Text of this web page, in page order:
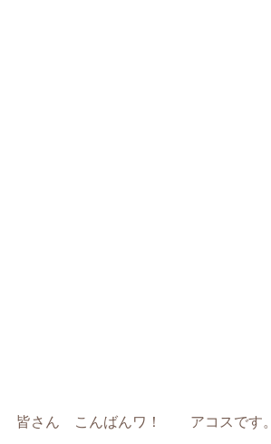
皆さん こんばんワ！ アコスです。